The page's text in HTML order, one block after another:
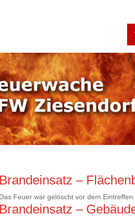
Brandeinsatz –
Das Feuer war gelöscht vor dem
Brandeinsatz –